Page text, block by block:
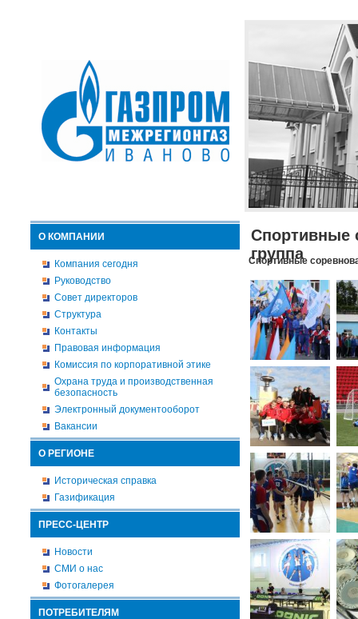
О КОМПАНИИ
Компания сегодня
Руководство
Совет директоров
Структура
Контакты
Правовая информация
Комиссия по корпоративной этике
Охрана труда и производственная
безопасность
Электронный документооборот
Вакансии
О РЕГИОНЕ
Историческая справка
Газификация
ПРЕСС-ЦЕНТР
Новости
СМИ о нас
Фотогалерея
ПОТРЕБИТЕЛЯМ
Спортивные
группа
Спортивные